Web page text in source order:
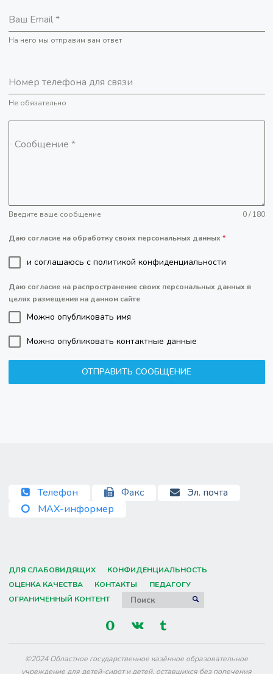
Ваш Email*
На него мы отправим вам ответ
Номер телефона для связи
Не обязательно
Сообщение *
Введите ваше сообщение 0 / 180
Даю согласие на обработку своих персональных данных *
и соглашаюсь c политикой конфиденциальности
Даю согласие на распространение своих персональных данных в
целях размещения на данном сайте
Можно опубликовать имя
Можно опубликовать контактные данные
ОТПРАВИТЬ СООБЩЕНИЕ
Телефон Факс
Эл. почта
MAX-информер
ДЛЯ СЛАБОВИДЯЩИХ
КОНФИДЕНЦИАЛЬНОСТЬ
ОЦЕНКА КАЧЕСТВА
КОНТАКТЫ
ПЕДАГОГУ
ОГРАНИЧЕННЫЙ КОНТЕНТ
ПОИСК
©2024 Областное государственное казённое образовательное
учреждение для детей-сирот и детей, оставшихся без попечения